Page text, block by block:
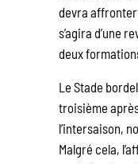
devra
s’agira d’une
deux
Le Stade
troisième
l’intersaison,
Malgré cela,